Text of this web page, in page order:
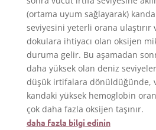
(ortama uyum sağlayarak)
seviyesini yeterli orana ulaştırır
dokulara ihtiyacı olan oksijen
duruma gelir. Bu aşamadan
daha yüksek olan deniz
düşük irtifalara dönüldüğünde,
kandaki yüksek hemoglobin
çok daha fazla oksijen taşınır.
daha fazla bilgi edinin